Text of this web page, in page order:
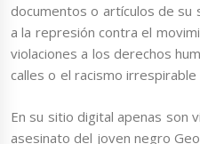
documentos o artículos de su
a la represión contra el
violaciones a los derechos
calles o el racismo
En su sitio digital apenas son
asesinato del joven negro